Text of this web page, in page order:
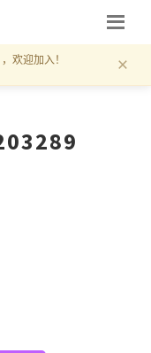
欢迎加入！ ×